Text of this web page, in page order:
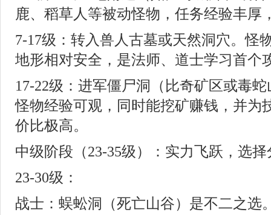
鹿、稻草人等被动怪物，任务经验丰厚
7-17级：转入兽人古墓或天然洞穴。怪
地形相对安全，是法师、道士学习首个
17-22级：进军僵尸洞（比奇矿区或毒
怪物经验可观，同时能挖矿赚钱，并为
价比极高。
中级阶段（23-35级）：实力飞跃，选择
23-30级：
战士：蜈蚣洞（死亡山谷）是不二之选